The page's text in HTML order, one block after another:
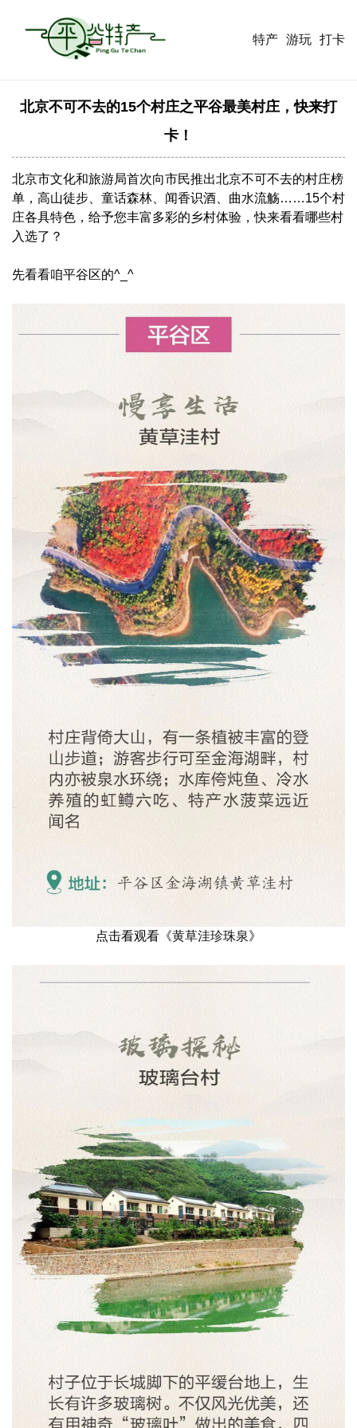
特产 游玩 打卡
北京不可不去的15个村庄之平谷最美村庄，快来打
卡！
北京市文化和旅游局首次向市民推出北京不可不去的村庄榜
单，高山徒步、童话森林、闻香识酒、曲水流觞……15个村
庄各具特色，给予您丰富多彩的乡村体验，快来看看哪些村
入选了？
先看看咱平谷区的^_^
点击看观看《黄草洼珍珠泉》